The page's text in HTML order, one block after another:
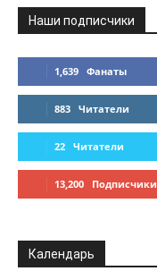
Наши подписчики
1,639 Фанаты
883 Читатели
22 Читатели
13,200 Подписчики
Календарь